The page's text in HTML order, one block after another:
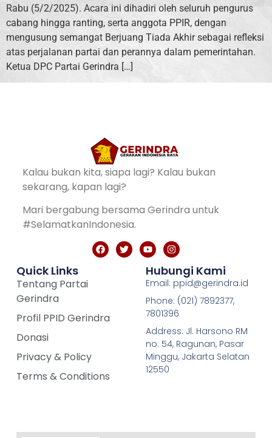
Rabu (5/2/2025). Acara ini dihadiri oleh seluruh pengurus
cabang hingga ranting, serta anggota PPIR, dengan
mengusung semangat Berjuang Tiada Akhir sebagai refleksi
atas perjalanan partai dan perannya dalam pemerintahan.
Ketua DPC Partai Gerindra […]
Kalau bukan kita, siapa lagi? Kalau bukan
sekarang, kapan lagi?
Mari bergabung bersama Gerindra untuk
#SelamatkanIndonesia.
Quick Links
Tentang Partai
Gerindra
Profil PPID Gerindra
Donasi
Privacy & Policy
Terms & Conditions
Hubungi Kami
Email: ppid@gerindra.id
Phone: (021) 7892377,
7801396
Address: Jl. Harsono RM
no. 54, Ragunan, Pasar
Minggu, Jakarta Selatan
12550